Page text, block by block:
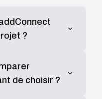
?
Notre algorithme
avec des
de choisir ?